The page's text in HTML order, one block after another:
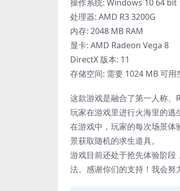
操作系统: Windows 10 64 bit
处理器: AMD R3 3200G
内存: 2048 MB RAM
显卡: AMD Radeon Vega 8
DirectX 版本: 11
存储空间: 需要 1024 MB 可用
这款游戏是融合了第一人称、
玩家在游戏里进行火海里的逃
在游戏中，玩家的每次场景
景获取随机的求生道具。
游戏目前还处于抢先体验阶
法。感谢你们的支持！我会努